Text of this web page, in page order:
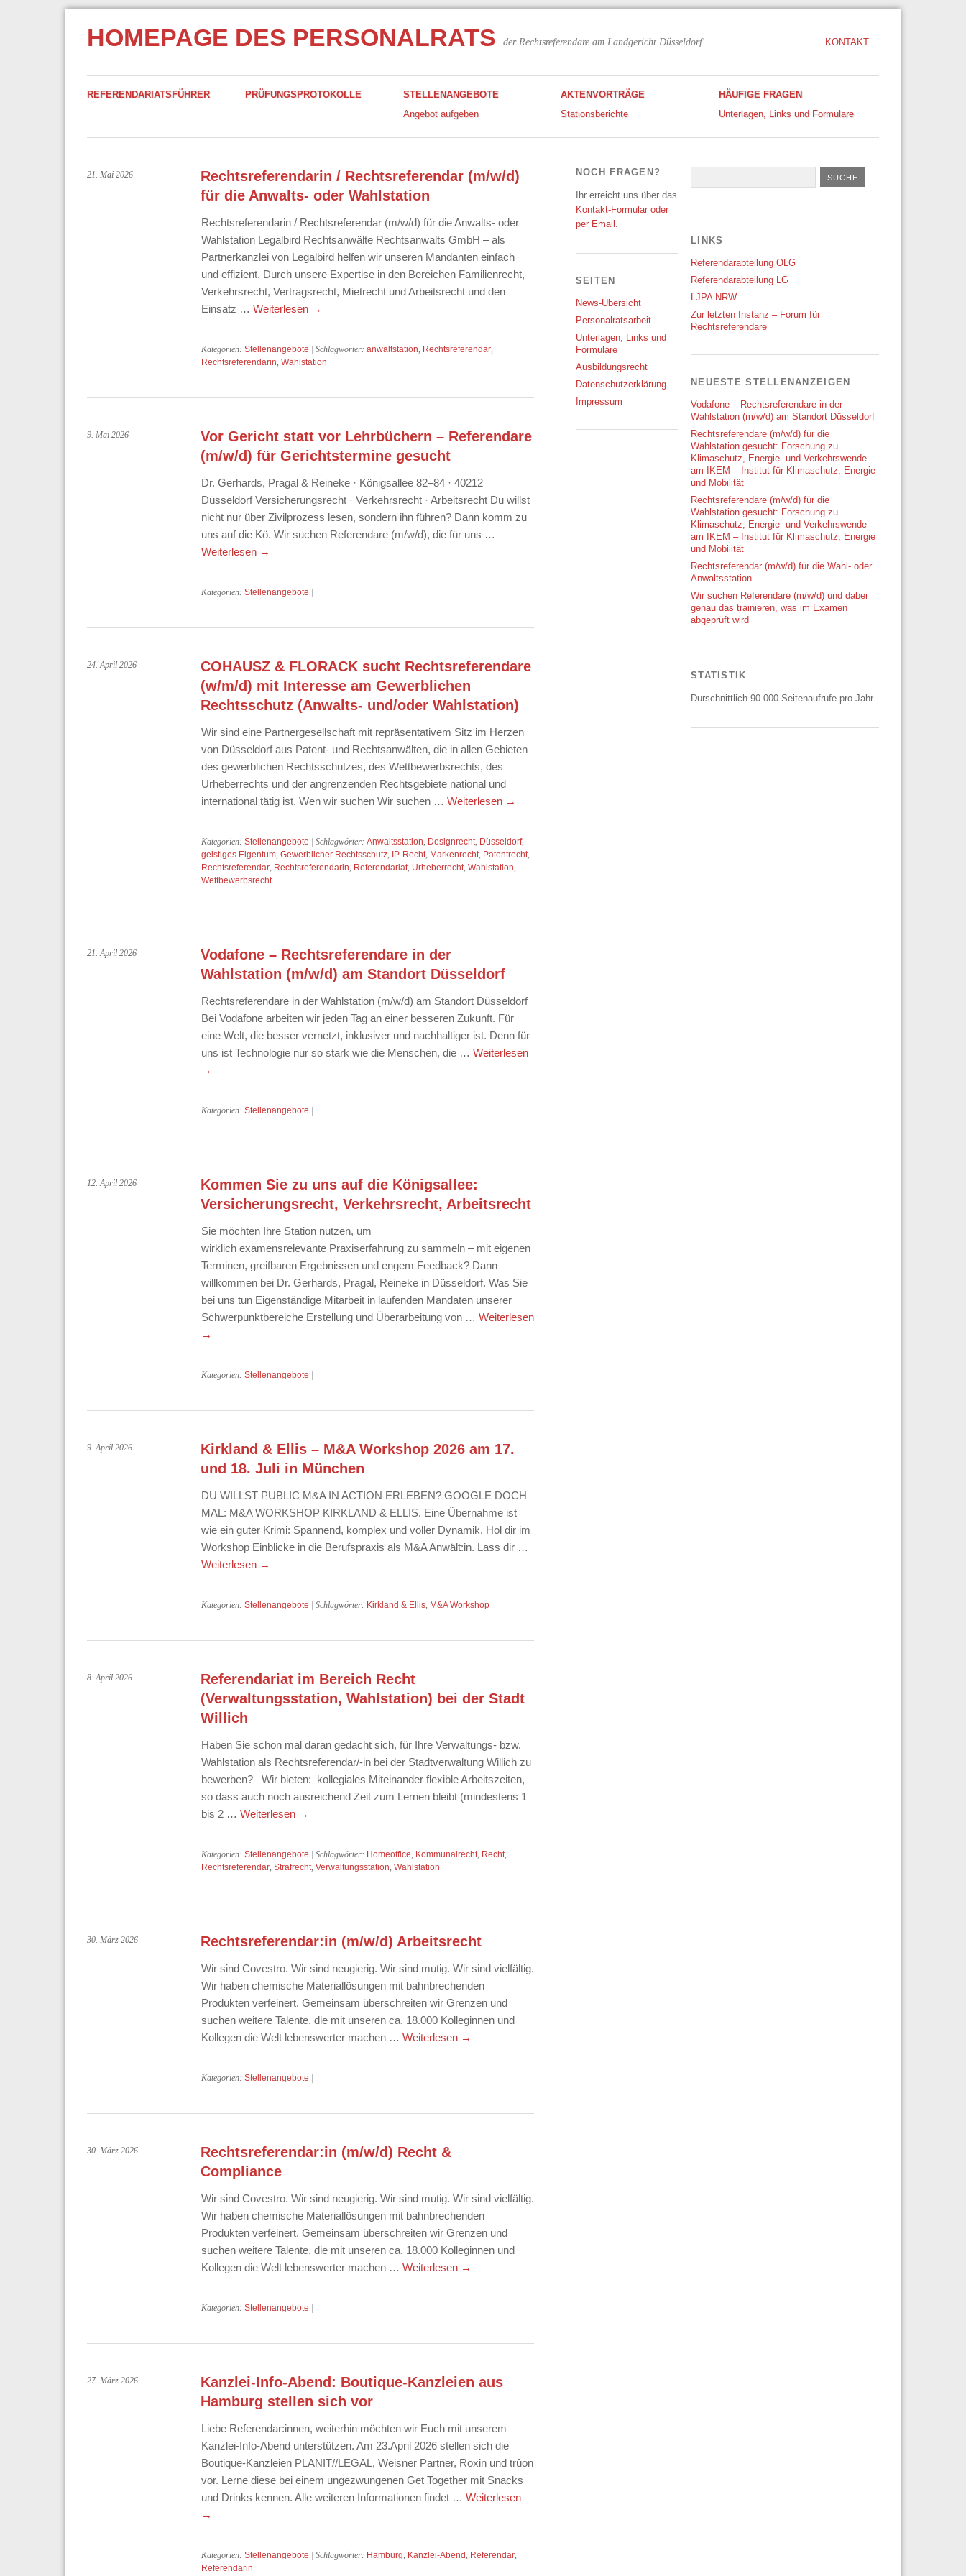
KONTAKT
HOMEPAGE DES PERSONALRATS der Rechtsreferendare am Landgericht Düsseldorf
REFERENDARIATSFÜHRER PRÜFUNGSPROTOKOLLE
STELLENANGEBOTE
Angebot aufgeben
AKTENVORTRÄGE
Stationsberichte
HÄUFIGE FRAGEN
Unterlagen, Links und Formulare
21. Mai 2026
Rechtsreferendarin / Rechtsreferendar (m/w/d)
für die Anwalts- oder Wahlstation
Rechtsreferendarin / Rechtsreferendar (m/w/d) für die Anwalts- oder
Wahlstation Legalbird Rechtsanwälte Rechtsanwalts GmbH – als
Partnerkanzlei von Legalbird helfen wir unseren Mandanten einfach
und effizient. Durch unsere Expertise in den Bereichen Familienrecht,
Verkehrsrecht, Vertragsrecht, Mietrecht und Arbeitsrecht und den
Einsatz … Weiterlesen →
Kategorien: Stellenangebote | Schlagwörter: anwaltstation, Rechtsreferendar,
Rechtsreferendarin, Wahlstation
9. Mai 2026
Vor Gericht statt vor Lehrbüchern – Referendare
(m/w/d) für Gerichtstermine gesucht
Dr. Gerhards, Pragal & Reineke · Königsallee 82–84 · 40212
Düsseldorf Versicherungsrecht · Verkehrsrecht · Arbeitsrecht Du willst
nicht nur über Zivilprozess lesen, sondern ihn führen? Dann komm zu
uns auf die Kö. Wir suchen Referendare (m/w/d), die für uns …
Weiterlesen →
Kategorien: Stellenangebote
24. April 2026
COHAUSZ & FLORACK sucht Rechtsreferendare
(w/m/d) mit Interesse am Gewerblichen
Rechtsschutz (Anwalts- und/oder Wahlstation)
Wir sind eine Partnergesellschaft mit repräsentativem Sitz im Herzen
von Düsseldorf aus Patent- und Rechtsanwälten, die in allen Gebieten
des gewerblichen Rechtsschutzes, des Wettbewerbsrechts, des
Urheberrechts und der angrenzenden Rechtsgebiete national und
international tätig ist. Wen wir suchen Wir suchen … Weiterlesen →
Kategorien: Stellenangebote | Schlagwörter: Anwaltsstation, Designrecht, Düsseldorf,
geistiges Eigentum, Gewerblicher Rechtsschutz, IP-Recht, Markenrecht, Patentrecht,
Rechtsreferendar, Rechtsreferendarin, Referendariat, Urheberrecht, Wahlstation,
Wettbewerbsrecht
21. April 2026
Vodafone – Rechtsreferendare in der
Wahlstation (m/w/d) am Standort Düsseldorf
Rechtsreferendare in der Wahlstation (m/w/d) am Standort Düsseldorf
Bei Vodafone arbeiten wir jeden Tag an einer besseren Zukunft. Für
eine Welt, die besser vernetzt, inklusiver und nachhaltiger ist. Denn für
uns ist Technologie nur so stark wie die Menschen, die … Weiterlesen
→
Kategorien: Stellenangebote
12. April 2026
Kommen Sie zu uns auf die Königsallee:
Versicherungsrecht, Verkehrsrecht, Arbeitsrecht
Sie möchten Ihre Station nutzen, um
wirklich examensrelevante Praxiserfahrung zu sammeln – mit eigenen
Terminen, greifbaren Ergebnissen und engem Feedback? Dann
willkommen bei Dr. Gerhards, Pragal, Reineke in Düsseldorf. Was Sie
bei uns tun Eigenständige Mitarbeit in laufenden Mandaten unserer
Schwerpunktbereiche Erstellung und Überarbeitung von … Weiterlesen
→
Kategorien: Stellenangebote
9. April 2026
Kirkland & Ellis – M&A Workshop 2026 am 17.
und 18. Juli in München
DU WILLST PUBLIC M&A IN ACTION ERLEBEN? GOOGLE DOCH
MAL: M&A WORKSHOP KIRKLAND & ELLIS. Eine Übernahme ist
wie ein guter Krimi: Spannend, komplex und voller Dynamik. Hol dir im
Workshop Einblicke in die Berufspraxis als M&A Anwält:in. Lass dir …
Weiterlesen →
Kategorien: Stellenangebote | Schlagwörter: Kirkland & Ellis, M&A Workshop
8. April 2026
Referendariat im Bereich Recht
(Verwaltungsstation, Wahlstation) bei der Stadt
Willich
Haben Sie schon mal daran gedacht sich, für Ihre Verwaltungs- bzw.
Wahlstation als Rechtsreferendar/-in bei der Stadtverwaltung Willich zu
bewerben? Wir bieten: kollegiales Miteinander flexible Arbeitszeiten,
so dass auch noch ausreichend Zeit zum Lernen bleibt (mindestens 1
bis 2 … Weiterlesen →
Kategorien: Stellenangebote | Schlagwörter: Homeoffice, Kommunalrecht, Recht,
Rechtsreferendar, Strafrecht, Verwaltungsstation, Wahlstation
30. März 2026 Rechtsreferendar:in (m/w/d) Arbeitsrecht
Wir sind Covestro. Wir sind neugierig. Wir sind mutig. Wir sind vielfältig.
Wir haben chemische Materiallösungen mit bahnbrechenden
Produkten verfeinert. Gemeinsam überschreiten wir Grenzen und
suchen weitere Talente, die mit unseren ca. 18.000 Kolleginnen und
Kollegen die Welt lebenswerter machen … Weiterlesen →
Kategorien: Stellenangebote
30. März 2026
Rechtsreferendar:in (m/w/d) Recht &
Compliance
Wir sind Covestro. Wir sind neugierig. Wir sind mutig. Wir sind vielfältig.
Wir haben chemische Materiallösungen mit bahnbrechenden
Produkten verfeinert. Gemeinsam überschreiten wir Grenzen und
suchen weitere Talente, die mit unseren ca. 18.000 Kolleginnen und
Kollegen die Welt lebenswerter machen … Weiterlesen →
Kategorien: Stellenangebote
27. März 2026
Kanzlei-Info-Abend: Boutique-Kanzleien aus
Hamburg stellen sich vor
Liebe Referendar:innen, weiterhin möchten wir Euch mit unserem
Kanzlei-Info-Abend unterstützen. Am 23.April 2026 stellen sich die
Boutique-Kanzleien PLANIT//LEGAL, Weisner Partner, Roxin und trûon
vor. Lerne diese bei einem ungezwungenen Get Together mit Snacks
und Drinks kennen. Alle weiteren Informationen findet … Weiterlesen
→
Kategorien: Stellenangebote | Schlagwörter: Hamburg, Kanzlei-Abend , Referendar,
Referendarin
NOCH FRAGEN?
Ihr erreicht uns über das
Kontakt-Formular oder
per Email .
SEITEN
News-Übersicht
Personalratsarbeit
Unterlagen, Links und
Formulare
Ausbildungsrecht
Datenschutzerklärung
Impressum
LINKS
Referendarabteilung OLG
Referendarabteilung LG
LJPA NRW
Zur letzten Instanz – Forum für
Rechtsreferendare
NEUESTE STELLENANZEIGEN
Vodafone – Rechtsreferendare in der
Wahlstation (m/w/d) am Standort Düsseldorf
Rechtsreferendare (m/w/d) für die
Wahlstation gesucht: Forschung zu
Klimaschutz, Energie- und Verkehrswende
am IKEM – Institut für Klimaschutz, Energie
und Mobilität
Rechtsreferendare (m/w/d) für die
Wahlstation gesucht: Forschung zu
Klimaschutz, Energie- und Verkehrswende
am IKEM – Institut für Klimaschutz, Energie
und Mobilität
Rechtsreferendar (m/w/d) für die Wahl- oder
Anwaltsstation
Wir suchen Referendare (m/w/d) und dabei
genau das trainieren, was im Examen
abgeprüft wird
STATISTIK
Durschnittlich 90.000 Seitenaufrufe pro Jahr